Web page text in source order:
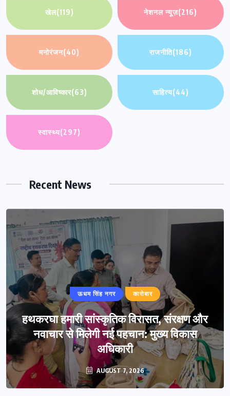
खेल(119) नेशनल न्यूज़(216)
मनोरंजन(40) राजनीति(186)
शोध/आविष्कार(63) साहित्य(44)
स्वास्थ्य(297)
Recent News
ऊधम सिंह नगर कारोबार
हथकरघा हमारी सांस्कृतिक विरासत, संरक्षण और
नवाचार से मिलेगी नई पहचान: मुख्य विकास
अधिकारी
AUGUST 7, 2026